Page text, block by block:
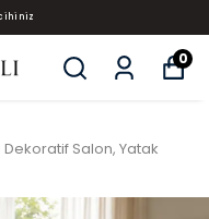
0
Salon, Yatak